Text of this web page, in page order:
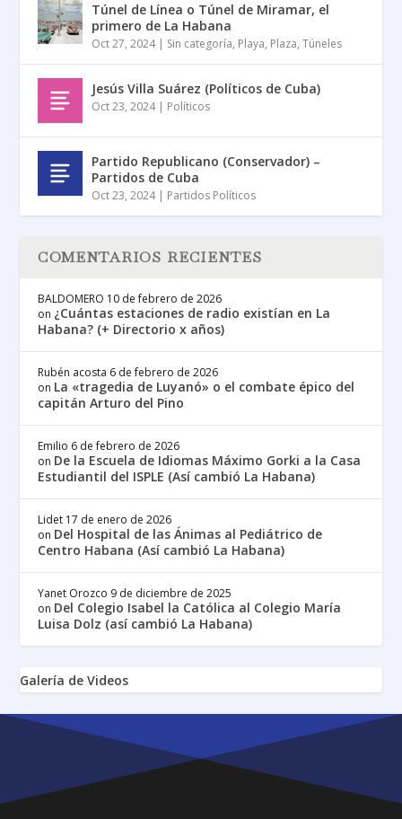
Túnel de Línea o Túnel de Miramar, el
primero de La Habana
Oct 27, 2024| Sin categoría, Playa, Plaza,Túneles
Jesús Villa Suárez (Políticos de Cuba)
Oct 23, 2024| Políticos
Partido Republicano (Conservador) –
Partidos de Cuba
Oct 23, 2024| Partidos Políticos
COMENTARIOS RECIENTES
BALDOMERO 10 de febrero de 2026
on ¿Cuántas estaciones de radio existían en La
Habana? (+ Directorio x años)
Rubén acosta 6 de febrero de 2026
on La «tragedia de Luyanó» o el combate épico del
capitán Arturo del Pino
Emilio 6 de febrero de 2026
on De la Escuela de Idiomas Máximo Gorki a la Casa
Estudiantil del ISPLE (Así cambió La Habana)
Lidet 17 de enero de 2026
on Del Hospital de las Ánimas al Pediátrico de
Centro Habana (Así cambió La Habana)
Yanet Orozco 9 de diciembre de 2025
on Del Colegio Isabel la Católica al Colegio María
Luisa Dolz (así cambió La Habana)
Galería de Videos